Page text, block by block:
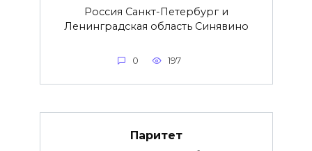
Россия Санкт-Петербург и
Ленинградская область Синявино
0 197
Паритет